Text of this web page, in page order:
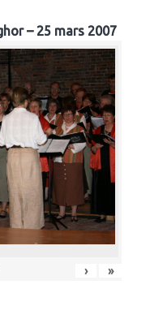
– 25 mars 2007
› »